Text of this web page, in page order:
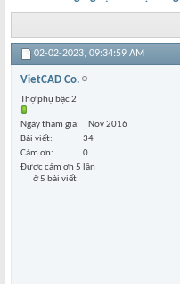
02-02-2023, 09:34:59 AM
VietCAD Co.
Thợ phụ bậc 2
Ngày tham gia
Nov 2016
Bài viết
34
Cám ơn
0
Được cám ơn 5 lần
ở 5 bài viết